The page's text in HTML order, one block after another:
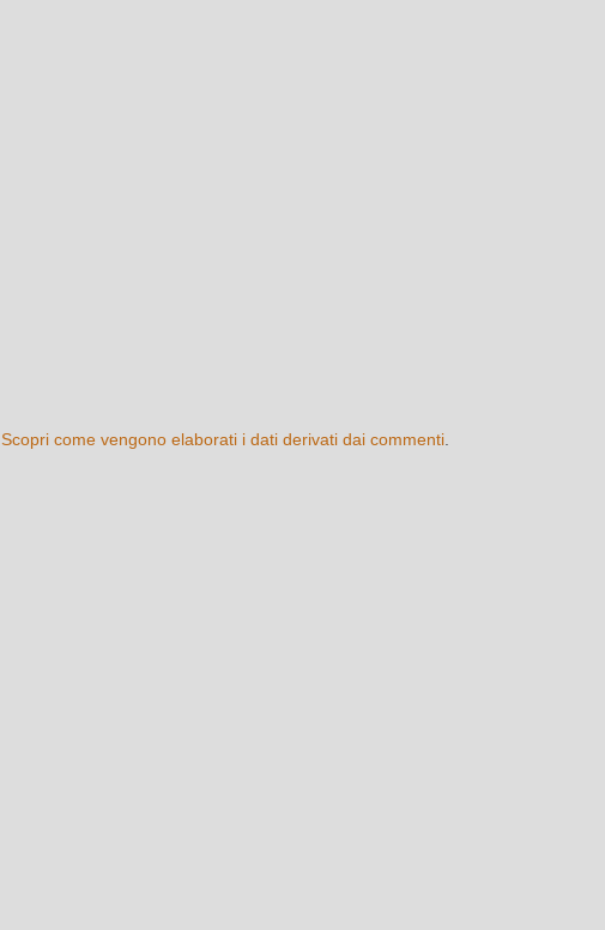
Scopri come vengono elaborati i dati derivati dai commenti